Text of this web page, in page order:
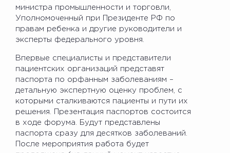
министра промышленности и торговли,
Уполномоченный при Президенте РФ по
правам ребенка и другие руководители и
эксперты федерального уровня.
Впервые специалисты и представители
пациентских организаций представят
паспорта по орфанным заболеваниям –
детальную экспертную оценку проблем, с
которыми сталкиваются пациенты и пути их
решения. Презентация паспортов состоится
в ходе форума. Будут представлены
паспорта сразу для десятков заболеваний.
После мероприятия работа будет